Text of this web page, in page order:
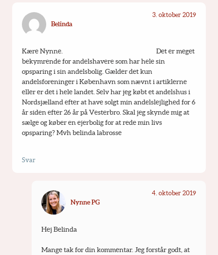
Belinda
3. oktober 2019
Kære Nynne.                                                                Det er meget
bekymrende for andelshavere som har hele sin
opsparing i sin andelsbolig. Gælder det kun
andelsforeninger i København som nævnt i artiklerne
eller er det i hele landet. Selv har jeg købt et andelshus i
Nordsjælland efter at have solgt min andelslejlighed for 6
år siden efter 26 år på Vesterbro. Skal jeg skynde mig at
sælge og køber en ejerbolig for at rede min livs
opsparing? Mvh belinda labrosse
Svar
Nynne PG
4. oktober 2019
Hej Belinda
Mange tak for din kommentar. Jeg forstår godt, at